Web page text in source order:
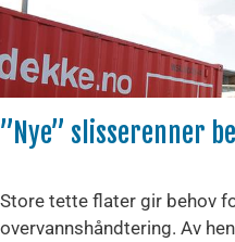
”Nye” slisserenner
Store tette flater gir behov
overvannshåndtering. Av